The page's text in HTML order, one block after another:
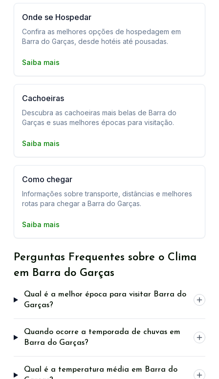
Onde se Hospedar
Confira as melhores opções de hospedagem em
Barra do Garças, desde hotéis até pousadas.
Saiba mais
Cachoeiras
Descubra as cachoeiras mais belas de Barra do
Garças e suas melhores épocas para visitação.
Saiba mais
Como chegar
Informações sobre transporte, distâncias e melhores
rotas para chegar a Barra do Garças.
Saiba mais
Perguntas Frequentes sobre o Clima
em Barra do Garças
Qual é a melhor época para visitar Barra do
Garças?
Quando ocorre a temporada de chuvas em
Barra do Garças?
Qual é a temperatura média em Barra do